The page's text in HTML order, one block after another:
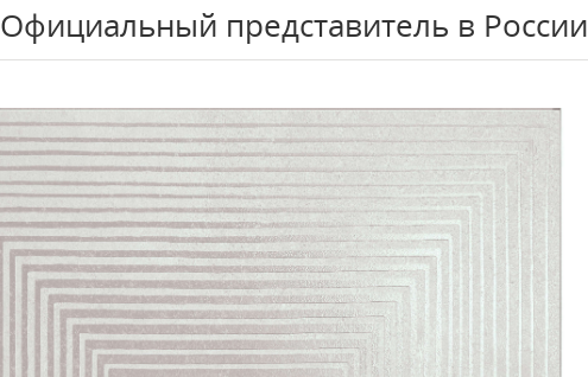
Официальный представитель в России